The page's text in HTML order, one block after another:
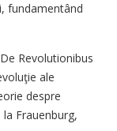
fundamentând
Revolutionibus
ale
despre
Frauenburg,